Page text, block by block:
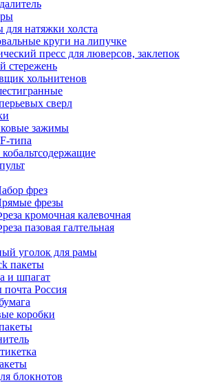
натяжки холста
круги на липучке
пресс для люверсов, заклепок
стережень
хольнитенов
сверл
зажимы
типа
фрез
фрезы
кромочная калевочная
пазовая галтельная
уголок для рамы
пакеты
и шпагат
почта Россия
коробки
блокнотов